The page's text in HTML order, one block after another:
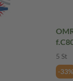
5 St
-33%